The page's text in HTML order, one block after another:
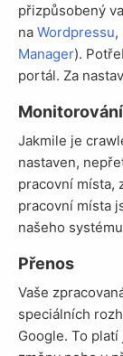
přizpůsobený
na Wordpressu,
Manager).
portál. Za
Monitorování
Jakmile je crawler pro vyhledávání pracovních nabídek
nastaven,
pracovní místa,
pracovní místa
našeho
Přenos
Vaše zpracovaná pracovní místa jsou prostřednictvím
speciálních
Google. To